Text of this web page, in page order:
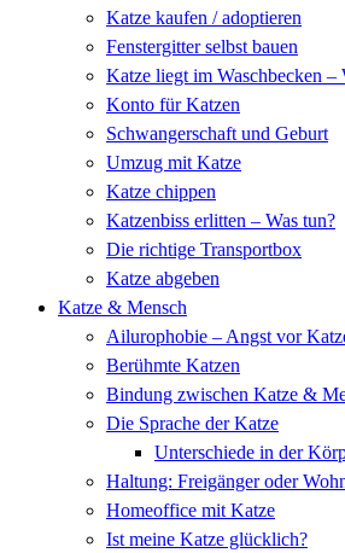
Katze kaufen / adoptieren
Fenstergitter selbst bauen
Katze liegt im Waschbecken –
Konto für Katzen
Schwangerschaft und Geburt
Umzug mit Katze
Katze chippen
Katzenbiss erlitten – Was tun?
Die richtige Transportbox
Katze abgeben
Katze & Mensch
Ailurophobie – Angst vor
Berühmte Katzen
Bindung zwischen Katze &
Die Sprache der Katze
Unterschiede in der
Haltung: Freigänger oder
Homeoffice mit Katze
Ist meine Katze glücklich?